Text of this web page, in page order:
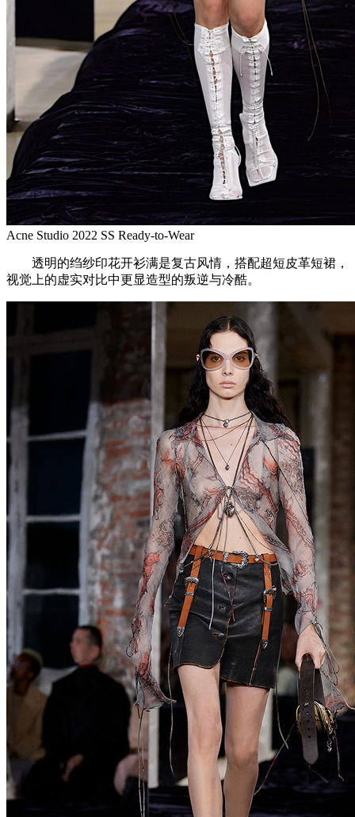
Acne Studio 2022 SS Ready-to-Wear
透明的绉纱印花开衫满是复古风情，搭配超短皮革短裙，
视觉上的虚实对比中更显造型的叛逆与冷酷。